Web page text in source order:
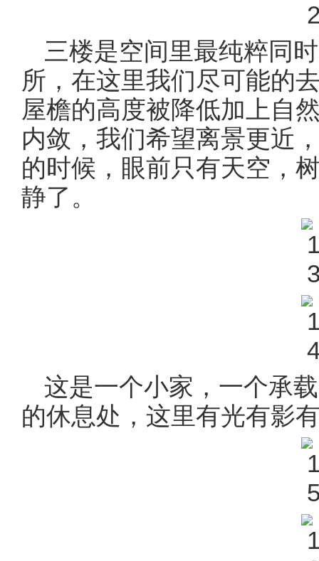
三楼是空间里最纯粹同
所，在这里我们尽可能的
屋檐的高度被降低加上自
内敛，我们希望离景更近
的时候，眼前只有天空，
静了。
这是一个小家，一个承
的休息处，这里有光有影